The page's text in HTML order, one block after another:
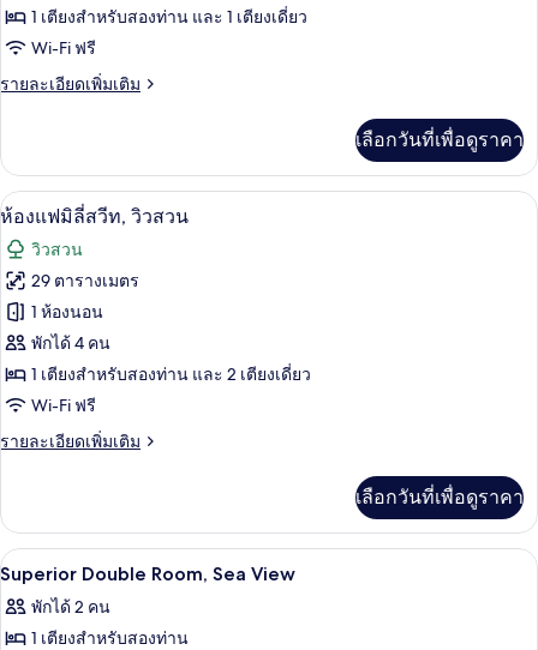
ทะเล
ห้อง
จู
เนียร์
วิว
สวน
1 เตียงสำหรับสองท่าน และ 1 เตียงเดี่ยว
Wi-Fi ฟรี
รายละเอียดเพิ่มเติม
ราย
เกี่ยว
กับ
ห้อง
เนียร์
สวี
ท,
วิว
สวน
เลือกวันที่เพื่อดูราคา
เปิด
ภาพถ่าย
ทั้งหมด
ของ
ห้อง
แฟ
มิ
ลี่
วิว
สวน
ห้องแฟมิลี่สวีท, วิวสวน | เครื่องนอนร
9
ห้องแฟมิลี่สวีท, วิวสวน
วิวสวน
29 ตารางเมตร
1 ห้องนอน
พักได้ 4 คน
1 เตียงสำหรับสองท่าน และ 2 เตียงเดี่ยว
Wi-Fi ฟรี
รายละเอียดเพิ่มเติม
ราย
เกี่ยว
กับ
ห้อง
มิ
ลี่
เลือกวันที่เพื่อดูราคา
เปิด
ภาพถ่าย
ทั้งหมด
เครื่องนอนระดับพรีเมียม, ตู้นิรภัยในห้
26
Superior Double Room, Sea View
พักได้ 2 คน
1 เตียงสำหรับสองท่าน